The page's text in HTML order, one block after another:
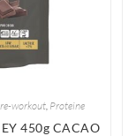
workout, Proteine
450g CACAO